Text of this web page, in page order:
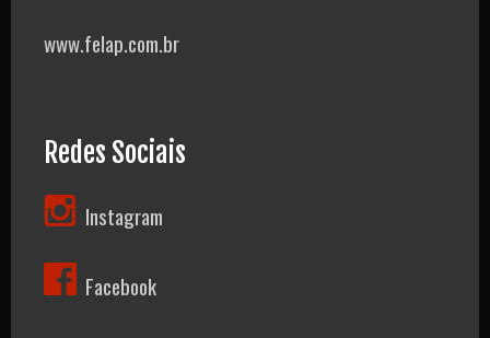
www.felap.com.br
Redes Sociais
Instagram
Facebook